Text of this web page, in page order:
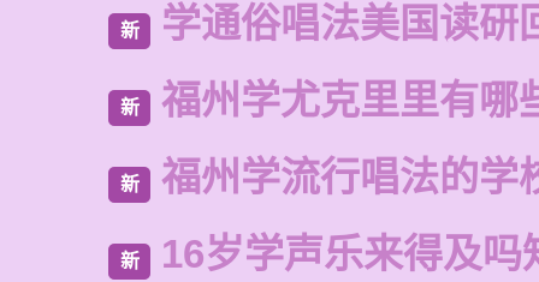
新 学通俗唱法美国读研
新 福州学尤克里里有哪
新 福州学流行唱法的学
新 16岁学声乐来得及吗